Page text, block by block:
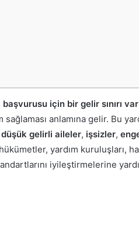
için bir gelir sınırı var
anlamına gelir. Bu
düşük gelirli aileler, işsizler,
yardım kuruluşları,
iyileştirmelerine